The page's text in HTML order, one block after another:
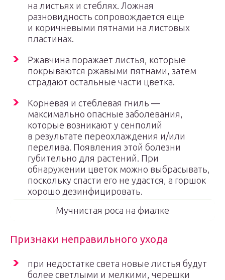
на листьях и стеблях. Ложная
разновидность сопровождается еще
и коричневыми пятнами на листовых
пластинах.
Ржавчина поражает листья, которые
покрываются ржавыми пятнами, затем
страдают остальные части цветка.
Корневая и стеблевая гниль —
максимально опасные заболевания,
которые возникают у сенполий
в результате переохлаждения и/или
перелива. Появления этой болезни
губительно для растений. При
обнаружении цветок можно выбрасывать,
поскольку спасти его не удастся, а горшок
хорошо дезинфицировать.
Мучнистая роса на фиалке
Признаки неправильного ухода
при недостатке света новые листья будут
более светлыми и мелкими, черешки